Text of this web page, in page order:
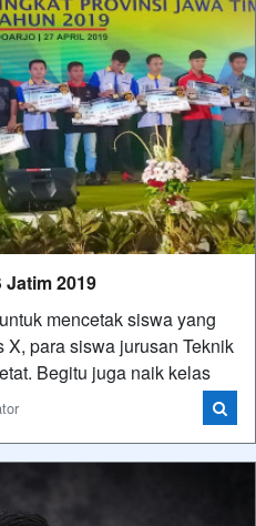
Jatim 2019
mencetak siswa yang
para siswa jurusan Teknik
Begitu juga naik kelas